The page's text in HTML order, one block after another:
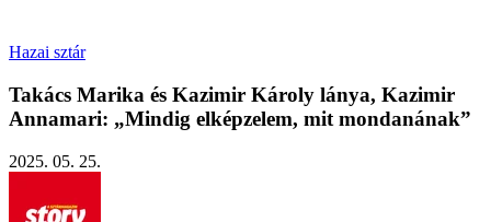
Hazai sztár
Takács Marika és Kazimir Károly lánya, Kazimir
Annamari: „Mindig elképzelem, mit mondanának”
2025. 05. 25.